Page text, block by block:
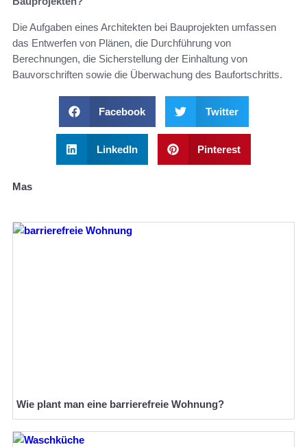
Die Aufgaben eines Architekten bei Bauprojekten umfassen
das Entwerfen von Plänen, die Durchführung von
Berechnungen, die Sicherstellung der Einhaltung von
Bauvorschriften sowie die Überwachung des Baufortschritts.
Facebook Twitter
LinkedIn Pinterest
Mas
Wie plant man eine barrierefreie Wohnung?